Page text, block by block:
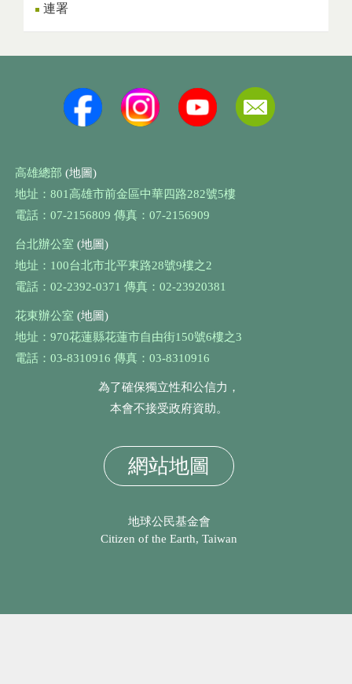
連署
高雄總部 (地圖)
地址：801高雄市前金區中華四路282號5樓
電話：07-2156809 傳真：07-2156909
台北辦公室 (地圖)
地址：100台北市北平東路28號9樓之2
電話：02-2392-0371 傳真：02-23920381
花東辦公室 (地圖)
地址：970花蓮縣花蓮市自由街150號6樓之3
電話：03-8310916 傳真：03-8310916
為了確保獨立性和公信力，
本會不接受政府資助。
網站地圖
地球公民基金會
Citizen of the Earth, Taiwan